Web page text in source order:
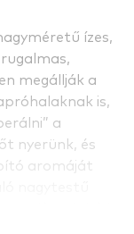
ízes,
megállják a
is,
a
nyerünk, és
aromáját